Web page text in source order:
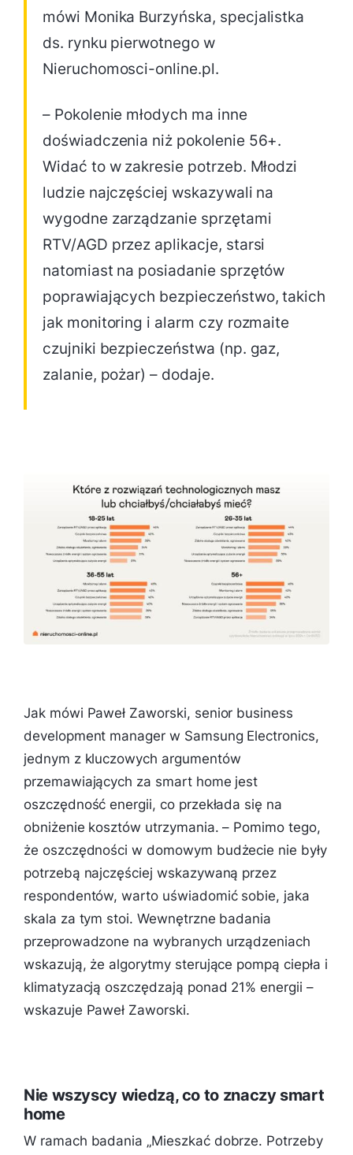
mówi Monika Burzyńska, specjalistka
ds. rynku pierwotnego w
Nieruchomosci-online.pl.
– Pokolenie młodych ma inne
doświadczenia niż pokolenie 56+.
Widać to w zakresie potrzeb. Młodzi
ludzie najczęściej wskazywali na
wygodne zarządzanie sprzętami
RTV/AGD przez aplikacje, starsi
natomiast na posiadanie sprzętów
poprawiających bezpieczeństwo, takich
jak monitoring i alarm czy rozmaite
czujniki bezpieczeństwa (np. gaz,
zalanie, pożar) – dodaje.
Jak mówi Paweł Zaworski, senior business
development manager w Samsung Electronics,
jednym z kluczowych argumentów
przemawiających za smart home jest
oszczędność energii, co przekłada się na
obniżenie kosztów utrzymania. – Pomimo tego,
że oszczędności w domowym budżecie nie były
potrzebą najczęściej wskazywaną przez
respondentów, warto uświadomić sobie, jaka
skala za tym stoi. Wewnętrzne badania
przeprowadzone na wybranych urządzeniach
wskazują, że algorytmy sterujące pompą ciepła i
klimatyzacją oszczędzają ponad 21% energii –
wskazuje Paweł Zaworski.
Nie wszyscy wiedzą, co to znaczy smart
home
W ramach badania „Mieszkać dobrze. Potrzeby